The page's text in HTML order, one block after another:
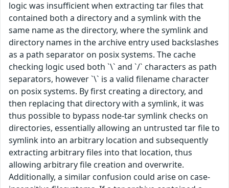
logic was insufficient when extracting tar files that
contained both a directory and a symlink with the
same name as the directory, where the symlink and
directory names in the archive entry used backslashes
as a path separator on posix systems. The cache
checking logic used both `\` and `/` characters as path
separators, however `\` is a valid filename character
on posix systems. By first creating a directory, and
then replacing that directory with a symlink, it was
thus possible to bypass node-tar symlink checks on
directories, essentially allowing an untrusted tar file to
symlink into an arbitrary location and subsequently
extracting arbitrary files into that location, thus
allowing arbitrary file creation and overwrite.
Additionally, a similar confusion could arise on case-